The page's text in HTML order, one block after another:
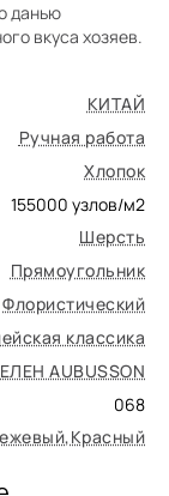
данью
вкуса хозяев.
КИТАЙ
Ручная работа
Хлопок
155000 узлов/м2
Шерсть
Прямоугольник
Флористический
классика
AUBUSSON
068
,Красный